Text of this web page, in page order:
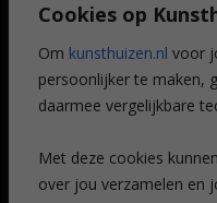
Cookies op
Om kunsthuizen.nl voor
persoonlijker te maken,
daarmee vergelijkbare
Met deze cookies
over jou verzamelen en
Voordelen
Veelgestelde vragen
CONTACT
Leiden
Amsterdam